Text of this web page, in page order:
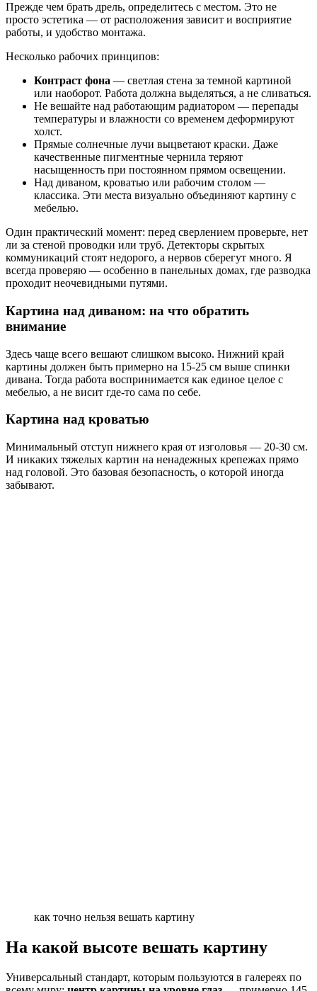
Прежде чем брать дрель, определитесь с местом. Это не
просто эстетика — от расположения зависит и восприятие
работы, и удобство монтажа.
Несколько рабочих принципов:
Контраст фона — светлая стена за темной картиной
или наоборот. Работа должна выделяться, а не сливаться.
Не вешайте над работающим радиатором — перепады
температуры и влажности со временем деформируют
холст.
Прямые солнечные лучи выцветают краски. Даже
качественные пигментные чернила теряют
насыщенность при постоянном прямом освещении.
Над диваном, кроватью или рабочим столом —
классика. Эти места визуально объединяют картину с
мебелью.
Один практический момент: перед сверлением проверьте, нет
ли за стеной проводки или труб. Детекторы скрытых
коммуникаций стоят недорого, а нервов сберегут много. Я
всегда проверяю — особенно в панельных домах, где разводка
проходит неочевидными путями.
Картина над диваном: на что обратить
внимание
Здесь чаще всего вешают слишком высоко. Нижний край
картины должен быть примерно на 15-25 см выше спинки
дивана. Тогда работа воспринимается как единое целое с
мебелью, а не висит где-то сама по себе.
Картина над кроватью
Минимальный отступ нижнего края от изголовья — 20-30 см.
И никаких тяжелых картин на ненадежных крепежах прямо
над головой. Это базовая безопасность, о которой иногда
забывают.
как точно нельзя вешать картину
На какой высоте вешать картину
Универсальный стандарт, которым пользуются в галереях по